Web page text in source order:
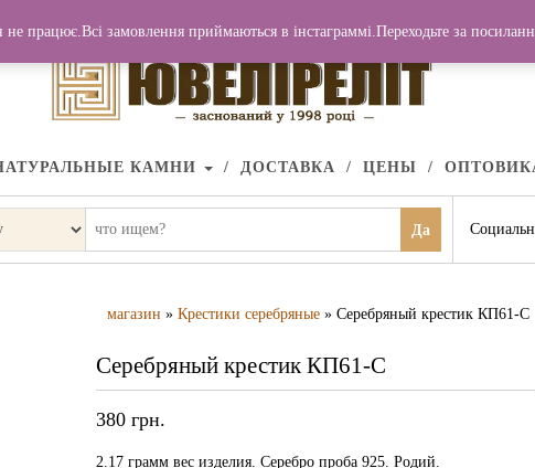
КАМНИ ДОСТАВКА ЦЕНЫ
Да
магазин » Крестики серебряные » Серебряный крестик КП61-С
Серебряный крестик КП61-С
380 грн.
2.17 грамм вес изделия. Серебро проба 925. Родий.
працює.Всі замовлення приймаються в інстаграммі.Переходьте за